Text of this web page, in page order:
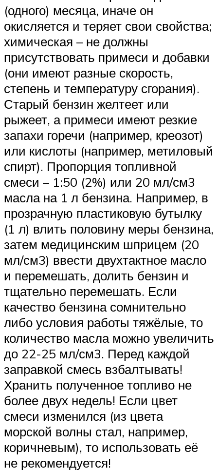
(одного) месяца, иначе он
окисляется и теряет свои свойства;
химическая – не должны
присутствовать примеси и добавки
(они имеют разные скорость,
степень и температуру сгорания).
Старый бензин желтеет или
рыжеет, а примеси имеют резкие
запахи горечи (например, креозот)
или кислоты (например, метиловый
спирт). Пропорция топливной
смеси – 1:50 (2%) или 20 мл/см3
масла на 1 л бензина. Например, в
прозрачную пластиковую бутылку
(1 л) влить половину меры бензина,
затем медицинским шприцем (20
мл/см3) ввести двухтактное масло
и перемешать, долить бензин и
тщательно перемешать. Если
качество бензина сомнительно
либо условия работы тяжёлые, то
количество масла можно увеличить
до 22-25 мл/см3. Перед каждой
заправкой смесь взбалтывать!
Хранить полученное топливо не
более двух недель! Если цвет
смеси изменился (из цвета
морской волны стал, например,
коричневым), то использовать её
не рекомендуется!